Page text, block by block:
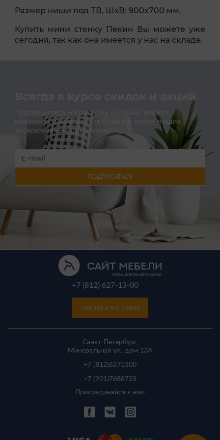
Размер ниши под ТВ, ШхВ: 900х700 мм.
Купить мини стенку Пекин Вы можете уже
сегодня, так как она имеется у нас на складе.
Всегда в курсе скидок и акций
Подпишитесь на расылку о наших акциях,
новинках и новостях и будьте в курсе наших
эксклюзивных предложений!
ПОДПИСАТЬСЯ
+7 (812) 627-13-00
СВЯЗАТЬСЯ С НАМИ
Санкт-Петербург,
Минеральная ул., дом 13A
+7 (812)6271300
+7 (921) 7688725
Присоединяйся к нам